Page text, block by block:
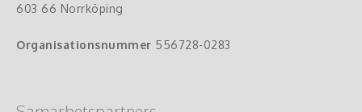
603 66 Norrköping
Organisationsnummer 556728-0283